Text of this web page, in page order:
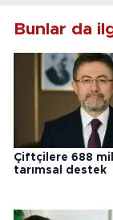
Bunlar da
Çiftçilere 688
tarımsal destek